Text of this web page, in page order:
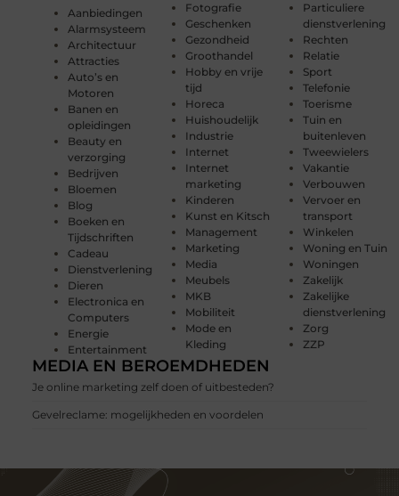
Aanbiedingen
Alarmsysteem
Architectuur
Attracties
Auto’s en
Motoren
Banen en
opleidingen
Beauty en
verzorging
Bedrijven
Bloemen
Blog
Boeken en
Tijdschriften
Cadeau
Dienstverlening
Dieren
Electronica en
Computers
Energie
Entertainment
Fotografie
Geschenken
Gezondheid
Groothandel
Hobby en vrije
tijd
Horeca
Huishoudelijk
Industrie
Internet
Internet
marketing
Kinderen
Kunst en Kitsch
Management
Marketing
Media
Meubels
MKB
Mobiliteit
Mode en
Kleding
Particuliere
dienstverlening
Rechten
Relatie
Sport
Telefonie
Toerisme
Tuin en
buitenleven
Tweewielers
Vakantie
Verbouwen
Vervoer en
transport
Winkelen
Woning en Tuin
Woningen
Zakelijk
Zakelijke
dienstverlening
Zorg
ZZP
MEDIA EN BEROEMDHEDEN
Je online marketing zelf doen of uitbesteden?
Gevelreclame: mogelijkheden en voordelen